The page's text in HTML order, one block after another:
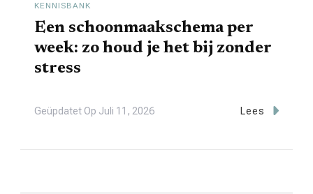
KENNISBANK
Een schoonmaakschema per
week: zo houd je het bij zonder
stress
Geüpdatet Op Juli 11, 2026 Lees